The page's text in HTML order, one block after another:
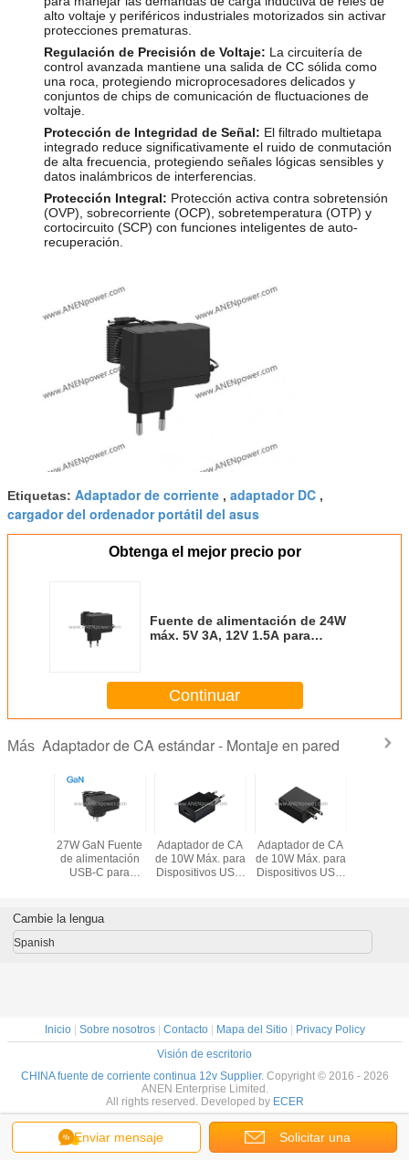
alto voltaje y periféricos industriales motorizados sin activar
protecciones prematuras.
Regulación de Precisión de Voltaje: La circuitería de
control avanzada mantiene una salida de CC sólida como
una roca, protegiendo microprocesadores delicados y
conjuntos de chips de comunicación de fluctuaciones de
voltaje.
Protección de Integridad de Señal: El filtrado multietapa
integrado reduce significativamente el ruido de conmutación
de alta frecuencia, protegiendo señales lógicas sensibles y
datos inalámbricos de interferencias.
Protección Integral: Protección activa contra sobretensión
(OVP), sobrecorriente (OCP), sobretemperatura (OTP) y
cortocircuito (SCP) con funciones inteligentes de auto-
recuperación.
Etiquetas: Adaptador de corriente , adaptador DC ,
cargador del ordenador portátil del asus
Obtenga el mejor precio por
Fuente de alimentación de 24W
máx. 5V 3A, 12V 1.5A para
Continuar
Más Adaptador de CA estándar - Montaje en pared
15V
de
viaje
27W GaN Fuente
de alimentación
USB-C para
Adaptador de CA
de alta eficiencia
compacto
Adaptador de CA
de 10W Máx. para
Dispositivos USB,
Alimentación
Adaptador de CA
de 10W Máx. para
Dispositivos USB,
Alimentación
de carga
Enviar mensaje Solicitar una
Cambie la lengua
Spanish
Inicio| Sobre nosotros| Contacto| Mapa del Sitio|
Privacy Policy
Visión de escritorio
CHINA fuente de corriente continua 12v Supplier. Copyright © 2016 - 2026
ANEN Enterprise Limited.
All rights reserved. Developed by ECER